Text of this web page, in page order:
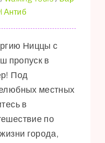
Антиб
Ниццы с
пропуск в
Под
местных
в
по
города,